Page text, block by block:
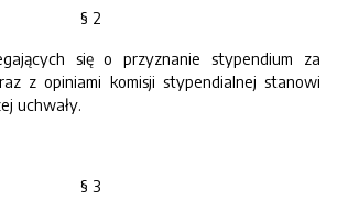
§ 2
się o przyznanie stypendium za
z opiniami komisji stypendialnej stanowi
uchwały.
§ 3